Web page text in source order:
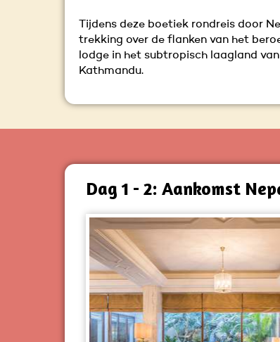
Tijdens deze boetiek rondreis door
trekking over de flanken van het
lodge in het subtropisch laagland
Kathmandu.
Dag 1 - 2: Aankomst